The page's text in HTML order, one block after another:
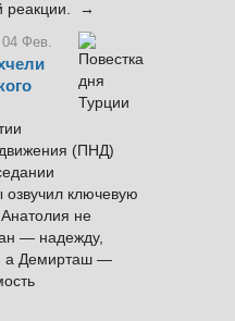
реакции. →
| 04 Фев.
движения (ПНД)
озвучил ключевую
не
— надежду,
а Демирташ —